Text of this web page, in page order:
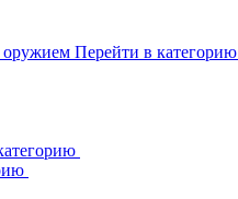
оружием Перейти в категорию